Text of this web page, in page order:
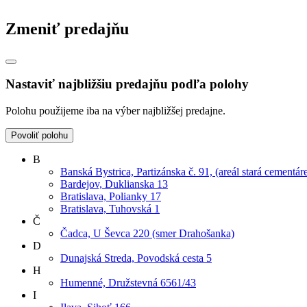
Zmeniť predajňu
Nastaviť najbližšiu predajňu podľa polohy
Polohu použijeme iba na výber najbližšej predajne.
Povoliť polohu
B
Banská Bystrica, Partizánska č. 91, (areál stará
Bardejov, Duklianska 13
Bratislava, Polianky 17
Bratislava, Tuhovská 1
Č
Čadca, U Ševca 220 (smer Drahošanka)
D
Dunajská Streda, Povodská cesta 5
H
Humenné, Družstevná 6561/43
I